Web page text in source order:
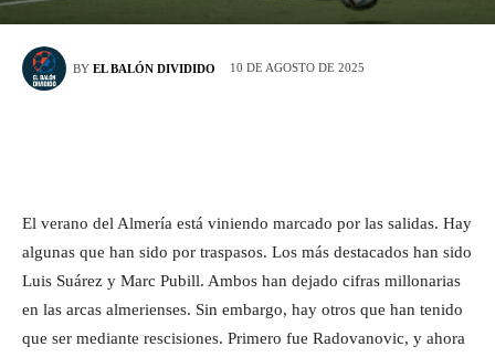
BY EL BALÓN DIVIDIDO 10 DE AGOSTO DE 2025
El verano del Almería está viniendo marcado por las salidas. Hay
algunas que han sido por traspasos. Los más destacados han sido
Luis Suárez y Marc Pubill. Ambos han dejado cifras millonarias
en las arcas almerienses. Sin embargo, hay otros que han tenido
que ser mediante rescisiones. Primero fue Radovanovic, y ahora